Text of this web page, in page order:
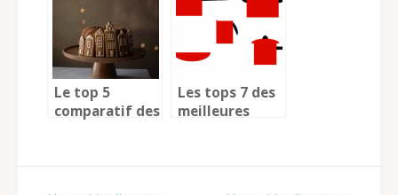
Le top 5
comparatif des
Les tops 7 des
meilleures